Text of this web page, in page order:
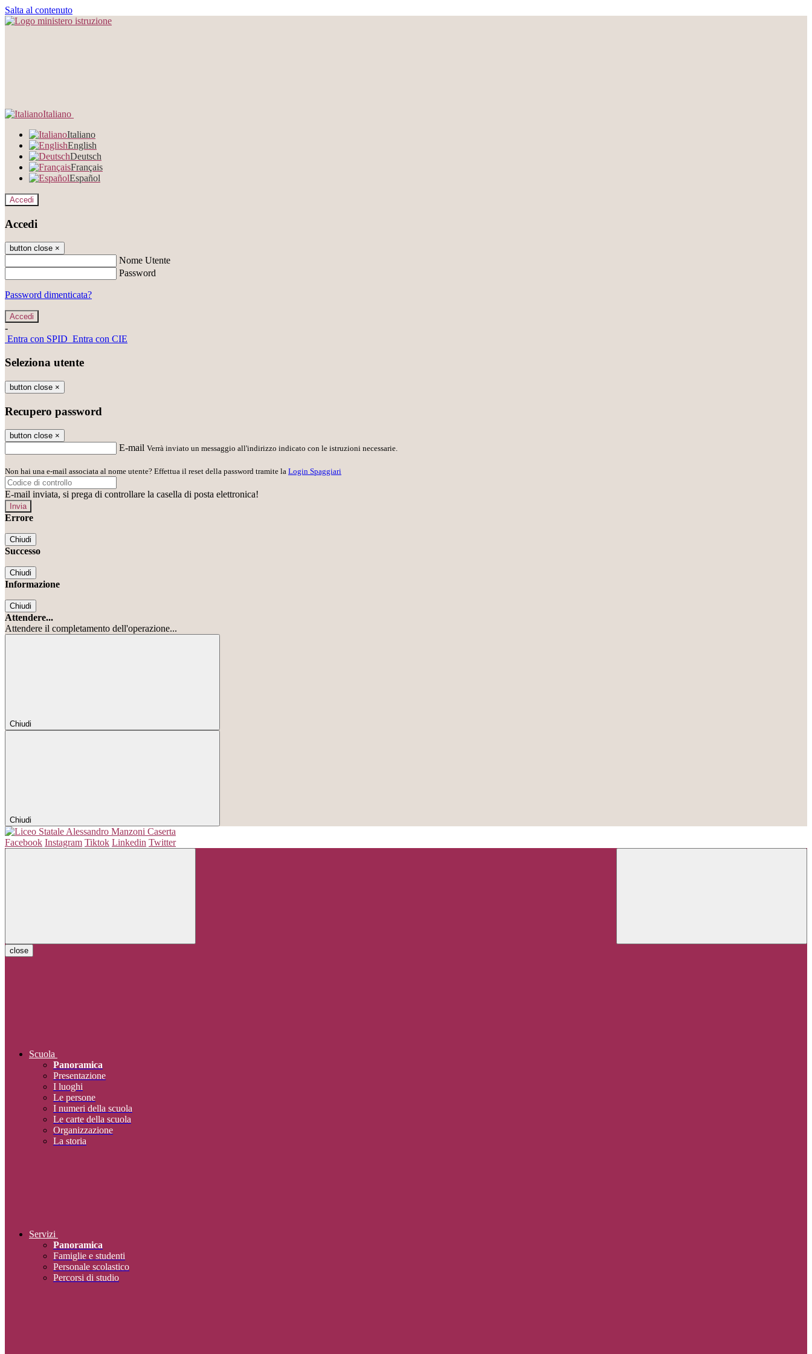
Salta al contenuto
Italiano
Italiano
English
Deutsch
Français
Español
Accedi
Accedi
button close ×
Nome Utente
Password
Password dimenticata?
-
Entra con SPID Entra con CIE
Seleziona utente
button close ×
Recupero password
button close ×
E-mail Verrà inviato un messaggio all'indirizzo indicato con le istruzioni necessarie.
Non hai una e-mail associata al nome utente? Effettua il reset della password tramite la Login Spaggiari
E-mail inviata, si prega di controllare la casella di posta elettronica!
Errore
Chiudi
Successo
Chiudi
Informazione
Chiudi
Attendere...
Attendere il completamento dell'operazione...
Chiudi
Chiudi
Facebook Instagram Tiktok Linkedin Twitter
close
Scuola
Panoramica
Presentazione
I luoghi
Le persone
I numeri della scuola
Le carte della scuola
Organizzazione
La storia
Servizi
Panoramica
Famiglie e studenti
Personale scolastico
Percorsi di studio